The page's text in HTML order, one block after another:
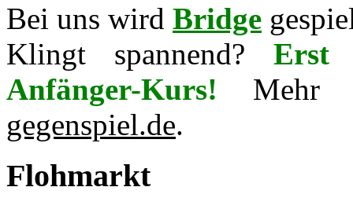
Bei uns wird Bridge
Klingt spannend?Erst
Anfänger-Kurs! Mehr
gegenspiel.de.
Flohmarkt